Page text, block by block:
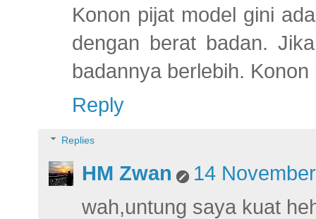
Konon pijat model gini
dengan berat badan.
badannya berlebih. Konon
Reply
Replies
HM Zwan
14
wah,untung saya kuat